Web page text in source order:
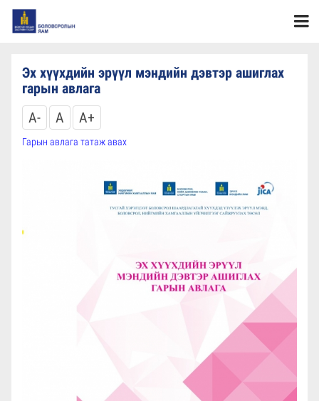
Эх хүүхдийн эрүүл мэндийн дэвтэр ашиглах
гарын авлага
A-
A A+
Гарын авлага татаж авах